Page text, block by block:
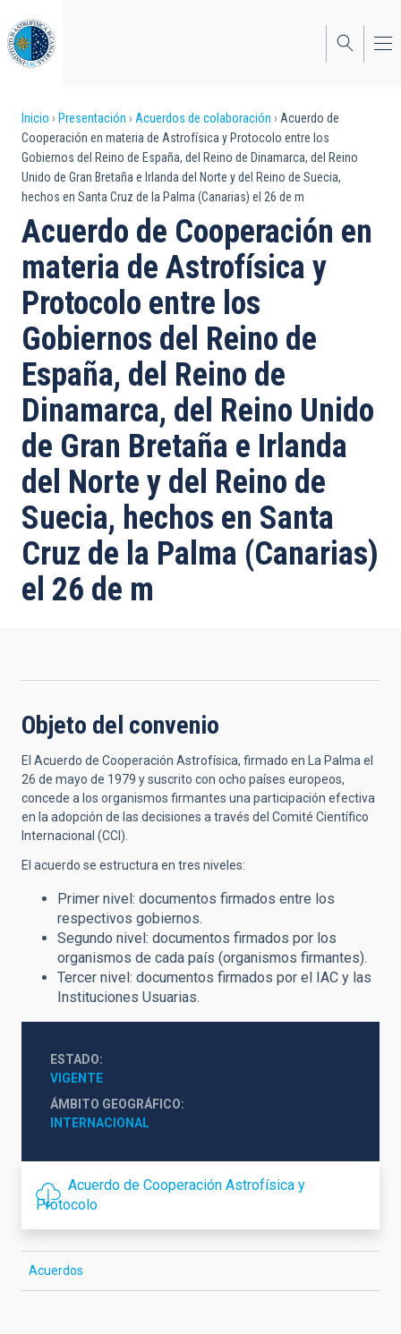
al
contenido
principal
Sobrescribir
enlaces
de
ayuda
a
la
navegación
Inicio Presentación Acuerdos de colaboración
Acuerdo de
Cooperación en materia de Astrofísica y Protocolo entre los
Gobiernos del Reino de España, del Reino de Dinamarca, del Reino
Unido de Gran Bretaña e Irlanda del Norte y del Reino de Suecia,
hechos en Santa Cruz de la Palma (Canarias) el 26 de m
Acuerdo de Cooperación en
materia de Astrofísica y
Protocolo entre los
Gobiernos del Reino de
España, del Reino de
Dinamarca, del Reino Unido
de Gran Bretaña e Irlanda
del Norte y del Reino de
Suecia, hechos en Santa
Cruz de la Palma (Canarias)
el 26 de m
Objeto del convenio
El Acuerdo de Cooperación Astrofísica, firmado en La Palma el
26 de mayo de 1979 y suscrito con ocho países europeos,
concede a los organismos firmantes una participación efectiva
en la adopción de las decisiones a través del Comité Científico
Internacional (CCI).
El acuerdo se estructura en tres niveles:
Primer nivel: documentos firmados entre los
respectivos gobiernos.
Segundo nivel: documentos firmados por los
organismos de cada país (organismos firmantes).
Tercer nivel: documentos firmados por el IAC y las
Instituciones Usuarias.
ESTADO
VIGENTE
ÁMBITO GEOGRÁFICO
INTERNACIONAL
Acuerdo de Cooperación Astrofísica y
Protocolo
Acuerdos